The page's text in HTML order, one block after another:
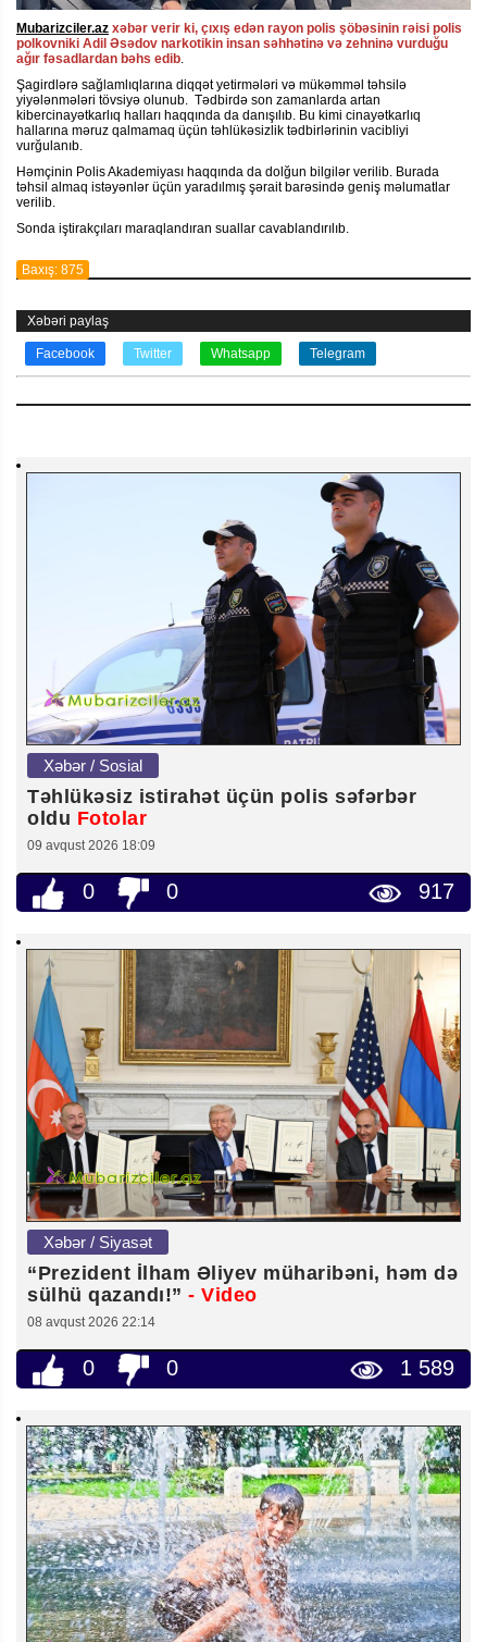
Mubarizciler.az xəbər verir ki, çıxış edən rayon polis şöbəsinin rəisi polis
polkovniki Adil Əsədov narkotikin insan səhhətinə və zehninə vurduğu
ağır fəsadlardan bəhs edib
Şagirdlərə sağlamlıqlarına diqqət yetirmələri və mükəmməl təhsilə
yiyələnmələri tövsiyə olunub. Tədbirdə son zamanlarda artan
kibercinayətkarlıq halları haqqında da danışılıb. Bu kimi cinayətkarlıq
hallarına məruz qalmamaq üçün təhlükəsizlik tədbirlərinin vacibliyi
vurğulanıb.
Həmçinin Polis Akademiyası haqqında da dolğun bilgilər verilib. Burada
təhsil almaq istəyənlər üçün yaradılmış şərait barəsində geniş məlumatlar
verilib.
Sonda iştirakçıları maraqlandıran suallar cavablandırılıb.
Baxış: 875
Xəbəri paylaş
Facebook Twitter Whatsapp Telegram
Xəbər / Sosial
Təhlükəsiz istirahət üçün polis səfərbər
oldu Fotolar
09 avqust 2026 18:09
0 0 917
Xəbər / Siyasət
“Prezident İlham Əliyev müharibəni, həm də
sülhü qazandı!” - Video
08 avqust 2026 22:14
0 0 1 589